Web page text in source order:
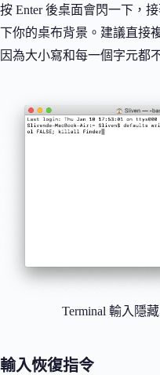
按 Enter 後桌面會閃一下，
下你的桌布背景。建議直接
因為大小寫和每一個字元都
Terminal 輸入隱
輸入恢復指令